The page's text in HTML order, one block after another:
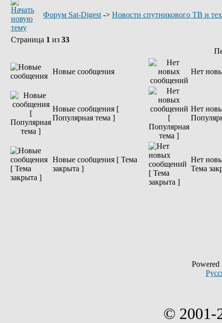
Форум Sat-Digest -> Новости спутникового ТВ и
Страница 1 из 33
Новые сообщения Нет
Новые сообщения [
Популярная тема ]
Нет
Новые сообщения [ Тема
закрыта ]
Нет
Тема
© 2001-